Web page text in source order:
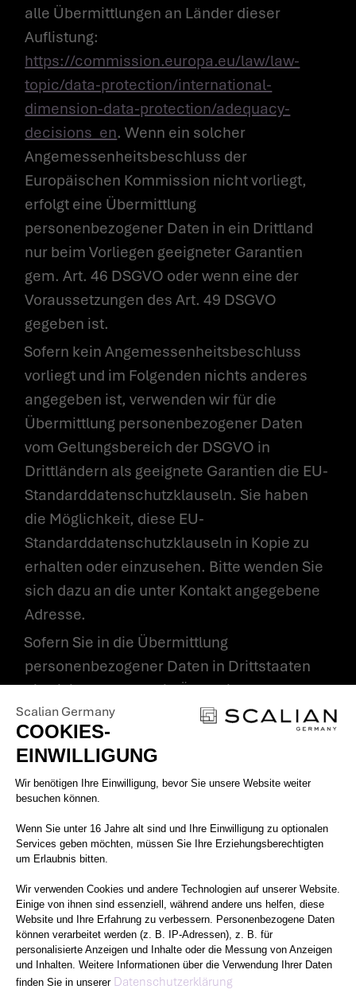
alle Übermittlungen an Länder dieser
Auflistung:
https://commission.europa.eu/law/law-
topic/data-protection/international-
dimension-data-protection/adequacy-
decisions_en. Wenn ein solcher
Angemessenheitsbeschluss der
Europäischen Kommission nicht vorliegt,
erfolgt eine Übermittlung
personenbezogener Daten in ein Drittland
nur beim Vorliegen geeigneter Garantien
gem. Art. 46 DSGVO oder wenn eine der
Voraussetzungen des Art. 49 DSGVO
gegeben ist.
Sofern kein Angemessenheitsbeschluss
vorliegt und im Folgenden nichts anderes
angegeben ist, verwenden wir für die
Übermittlung personenbezogener Daten
vom Geltungsbereich der DSGVO in
Drittländern als geeignete Garantien die EU-
Standarddatenschutzklauseln. Sie haben
die Möglichkeit, diese EU-
Standarddatenschutzklauseln in Kopie zu
erhalten oder einzusehen. Bitte wenden Sie
sich dazu an die unter Kontakt angegebene
Adresse.
Sofern Sie in die Übermittlung
personenbezogener Daten in Drittstaaten
einwilligen, erfolgt die Übermittlung auf der
Rechtsgrundlage des Art. 49 Abs. 1 Buchst.
a DSGVO.
5. An wen und warum geben wir
weiter?
Unternehmen wirtschaftlich agieren zu
können, bedienen wir uns diverser externen
Unternehmen, an die wir in einigen Fällen
personenbezogene Daten übermitteln.
Sofern bei einigen Betroffenengruppen
Scalian Germany
COOKIES-
EINWILLIGUNG
Einwilligungsmanagementplattform:
Wir benötigen Ihre Einwilligung, bevor Sie unsere Website weiter
besuchen können.
Wenn Sie unter 16 Jahre alt sind und Ihre Einwilligung zu optionalen
Services geben möchten, müssen Sie Ihre Erziehungsberechtigten
um Erlaubnis bitten.
Wir verwenden Cookies und andere Technologien auf unserer Website.
Einige von ihnen sind essenziell, während andere uns helfen, diese
Website und Ihre Erfahrung zu verbessern. Personenbezogene Daten
können verarbeitet werden (z. B. IP-Adressen), z. B. für
personalisierte Anzeigen und Inhalte oder die Messung von Anzeigen
und Inhalten. Weitere Informationen über die Verwendung Ihrer Daten
finden Sie in unserer Datenschutzerklärung
Axeptio consent